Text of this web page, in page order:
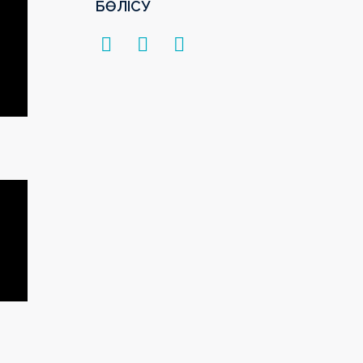
БӨЛІСУ